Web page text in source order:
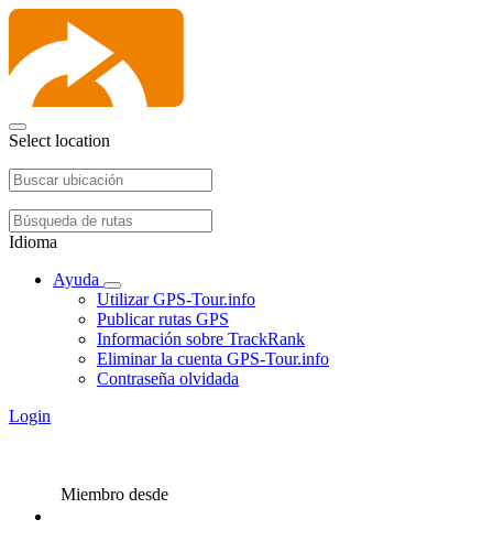
Select location
Idioma
Ayuda
Utilizar GPS-Tour.info
Publicar rutas GPS
Información sobre TrackRank
Eliminar la cuenta GPS-Tour.info
Contraseña olvidada
Login
Miembro desde